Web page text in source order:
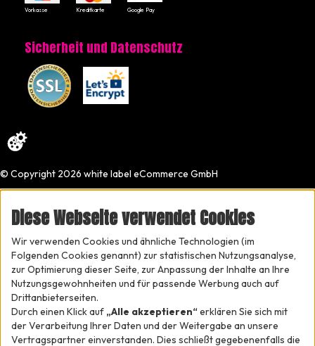
Vorkasse Kreditkarte Google Pay
Sicherheit und Datenschutz
© Copyright 2026 white label eCommerce GmbH
Diese Webseite verwendet Cookies
Wir verwenden Cookies und ähnliche Technologien (im
Folgenden Cookies genannt) zur statistischen Nutzungsanalyse,
zur Optimierung dieser Seite, zur Anpassung der Inhalte an Ihre
Nutzungsgewohnheiten und für passende Werbung auch auf
Drittanbieterseiten.
Durch einen Klick auf „Alle akzeptieren“erklären Sie sich mit
der Verarbeitung Ihrer Daten und der Weitergabe an unsere
Vertragspartner einverstanden. Dies schließt gegebenenfalls die